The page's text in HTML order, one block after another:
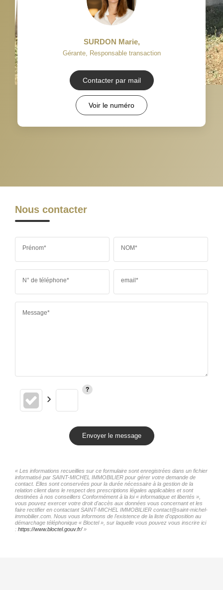
SURDON Marie,
Gérante, Responsable transaction
Contacter par mail
Voir le numéro
Nous contacter
Prénom* NOM*
N° de téléphone* email*
Message*
Envoyer le message
« Les informations recueillies sur ce formulaire sont enregistrées dans un fichier
informatisé par SAINT-MICHEL IMMOBILIER pour gérer votre demande de
contact. Elles sont conservées pour la durée nécessaire à la gestion de la
relation client dans le respect des prescriptions légales applicables et sont
destinées à nos conseillers Conformément à la loi « informatique et libertés »,
vous pouvez exercer votre droit d'accès aux données vous concernant et les
faire rectifier en contactant SAINT-MICHEL IMMOBILIER contact@saint-michel-
immobilier.com. Nous vous informons de l'existence de la liste d'opposition au
démarchage téléphonique « Bloctel », sur laquelle vous pouvez vous inscrire ici
: https://www.bloctel.gouv.fr/»